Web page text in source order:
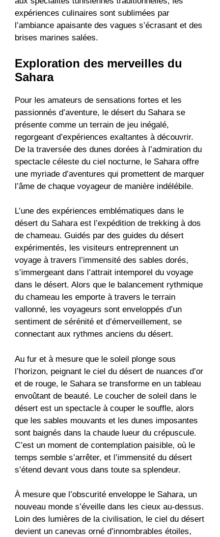
expériences culinaires sont sublimées par
l’ambiance apaisante des vagues s’écrasant et des
brises marines salées.
Exploration des merveilles du
Sahara
Pour les amateurs de sensations fortes et les
passionnés d’aventure, le désert du Sahara se
présente comme un terrain de jeu inégalé,
regorgeant d’expériences exaltantes à découvrir.
De la traversée des dunes dorées à l’admiration du
spectacle céleste du ciel nocturne, le Sahara offre
une myriade d’aventures qui promettent de marquer
l’âme de chaque voyageur de manière indélébile.
L’une des expériences emblématiques dans le
désert du Sahara est l’expédition de trekking à dos
de chameau. Guidés par des guides du désert
expérimentés, les visiteurs entreprennent un
voyage à travers l’immensité des sables dorés,
s’immergeant dans l’attrait intemporel du voyage
dans le désert. Alors que le balancement rythmique
du chameau les emporte à travers le terrain
vallonné, les voyageurs sont enveloppés d’un
sentiment de sérénité et d’émerveillement, se
connectant aux rythmes anciens du désert.
Au fur et à mesure que le soleil plonge sous
l’horizon, peignant le ciel du désert de nuances d’or
et de rouge, le Sahara se transforme en un tableau
envoûtant de beauté. Le coucher de soleil dans le
désert est un spectacle à couper le souffle, alors
que les sables mouvants et les dunes imposantes
sont baignés dans la chaude lueur du crépuscule.
C’est un moment de contemplation paisible, où le
temps semble s’arrêter, et l’immensité du désert
s’étend devant vous dans toute sa splendeur.
À mesure que l’obscurité enveloppe le Sahara, un
nouveau monde s’éveille dans les cieux au-dessus.
Loin des lumières de la civilisation, le ciel du désert
devient un canevas orné d’innombrables étoiles,